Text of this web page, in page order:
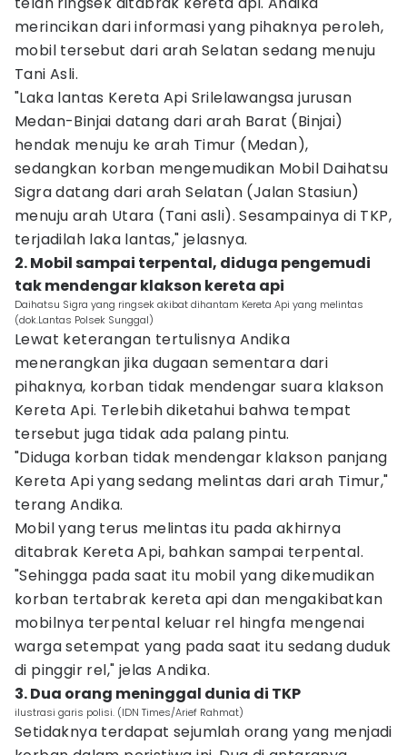
merincikan dari informasi yang pihaknya peroleh,
mobil tersebut dari arah Selatan sedang menuju
Tani Asli.
"Laka lantas Kereta Api Srilelawangsa jurusan
Medan-Binjai datang dari arah Barat (Binjai)
hendak menuju ke arah Timur (Medan),
sedangkan korban mengemudikan Mobil Daihatsu
Sigra datang dari arah Selatan (Jalan Stasiun)
menuju arah Utara (Tani asli). Sesampainya di TKP,
terjadilah laka lantas," jelasnya.
2. Mobil sampai terpental, diduga pengemudi
tak mendengar klakson kereta api
Daihatsu Sigra yang ringsek akibat dihantam Kereta Api yang melintas
(dok.Lantas Polsek Sunggal)
Lewat keterangan tertulisnya Andika
menerangkan jika dugaan sementara dari
pihaknya, korban tidak mendengar suara klakson
Kereta Api. Terlebih diketahui bahwa tempat
tersebut juga tidak ada palang pintu.
"Diduga korban tidak mendengar klakson panjang
Kereta Api yang sedang melintas dari arah Timur,"
terang Andika.
Mobil yang terus melintas itu pada akhirnya
ditabrak Kereta Api, bahkan sampai terpental.
"Sehingga pada saat itu mobil yang dikemudikan
korban tertabrak kereta api dan mengakibatkan
mobilnya terpental keluar rel hingfa mengenai
warga setempat yang pada saat itu sedang duduk
di pinggir rel," jelas Andika.
3. Dua orang meninggal dunia di TKP
ilustrasi garis polisi. (IDN Times/Arief Rahmat)
Setidaknya terdapat sejumlah orang yang menjadi